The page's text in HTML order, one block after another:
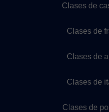
Clases de
Clases de
Clases de
Clases de
Clases de